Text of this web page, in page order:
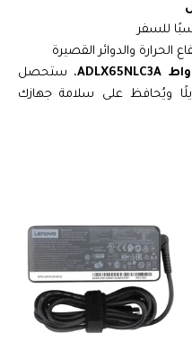
للسفر
الحرارة والدوائر القصيرة
، ستحصل
ويُحافظ على سلامة جهازك